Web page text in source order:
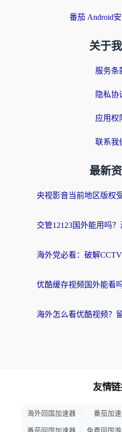
番茄 Android
关于我
服务条
隐私协
应用权
联系我
最新
友情链
海外回国加速器 番茄加